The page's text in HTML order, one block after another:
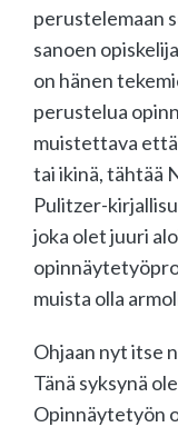
perustelemaan
sanoen
on hänen
perustelua
muistettava
tai ikinä, tähtää
Pulitzer-
joka olet juuri
muista olla
Ohjaan nyt itse
Tänä syksynä
Opinnäytetyön